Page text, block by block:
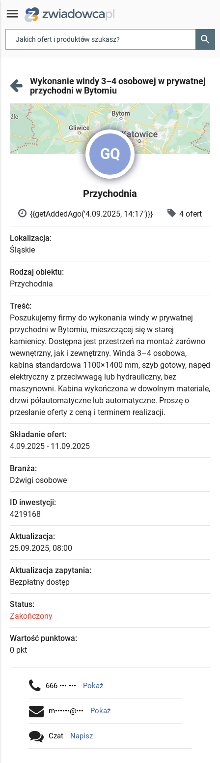
menu
▾ search
Wykonanie windy 3–4 osobowej w prywatnej
przychodni w Bytomiu
GQ
Przychodnia
{{getAddedAgo('4.09.2025, 14:17')}} 4 ofert
Lokalizacja:
Śląskie
Rodzaj obiektu:
Przychodnia
Treść:
Poszukujemy firmy do wykonania windy w prywatnej
przychodni w Bytomiu, mieszczącej się w starej
kamienicy. Dostępna jest przestrzeń na montaż zarówno
wewnętrzny, jak i zewnętrzny. Winda 3–4 osobowa,
kabina standardowa 1100×1400 mm, szyb gotowy, napęd
elektryczny z przeciwwagą lub hydrauliczny, bez
maszynowni. Kabina wykończona w dowolnym materiale,
drzwi półautomatyczne lub automatyczne. Proszę o
przesłanie oferty z ceną i terminem realizacji.
Składanie ofert:
4.09.2025 - 11.09.2025
Branża:
Dźwigi osobowe
ID inwestycji:
4219168
Aktualizacja:
25.09.2025, 08:00
Aktualizacja zapytania:
Bezpłatny dostęp
Status:
Zakończony
Wartość punktowa:
0 pkt
666 ••• ••• Pokaż
m••••••@••• Pokaż
Czat Napisz